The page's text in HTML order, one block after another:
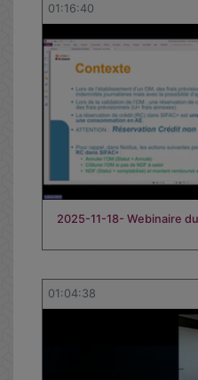
01:16:40
2025-11-18- Webinaire
01:04:38